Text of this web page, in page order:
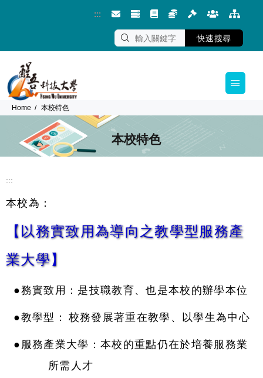
跳到主要內容區塊
:::
快速搜尋
Home 本校特色
本校特色
:::
本校為：
【以務實致用為導向之教學型服務產
業大學】
●務實致用：是技職教育、也是本校的辦學本位
●教學型： 校務發展著重在教學、以學生為中心
●服務產業大學：本校的重點仍在於培養服務業
所需人才